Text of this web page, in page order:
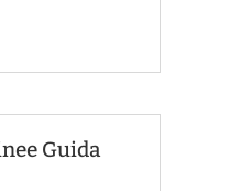
Guida